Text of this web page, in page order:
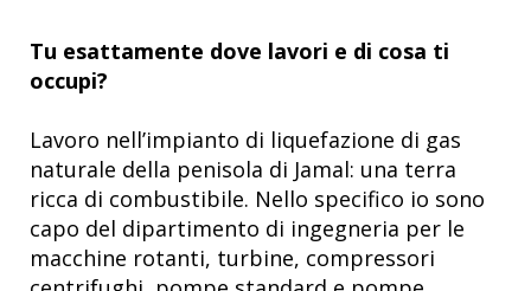
Tu esattamente dove lavori e di cosa ti
occupi?
Lavoro nell’impianto di liquefazione di gas
naturale della penisola di Jamal: una terra
ricca di combustibile. Nello specifico io sono
capo del dipartimento di ingegneria per le
macchine rotanti, turbine, compressori